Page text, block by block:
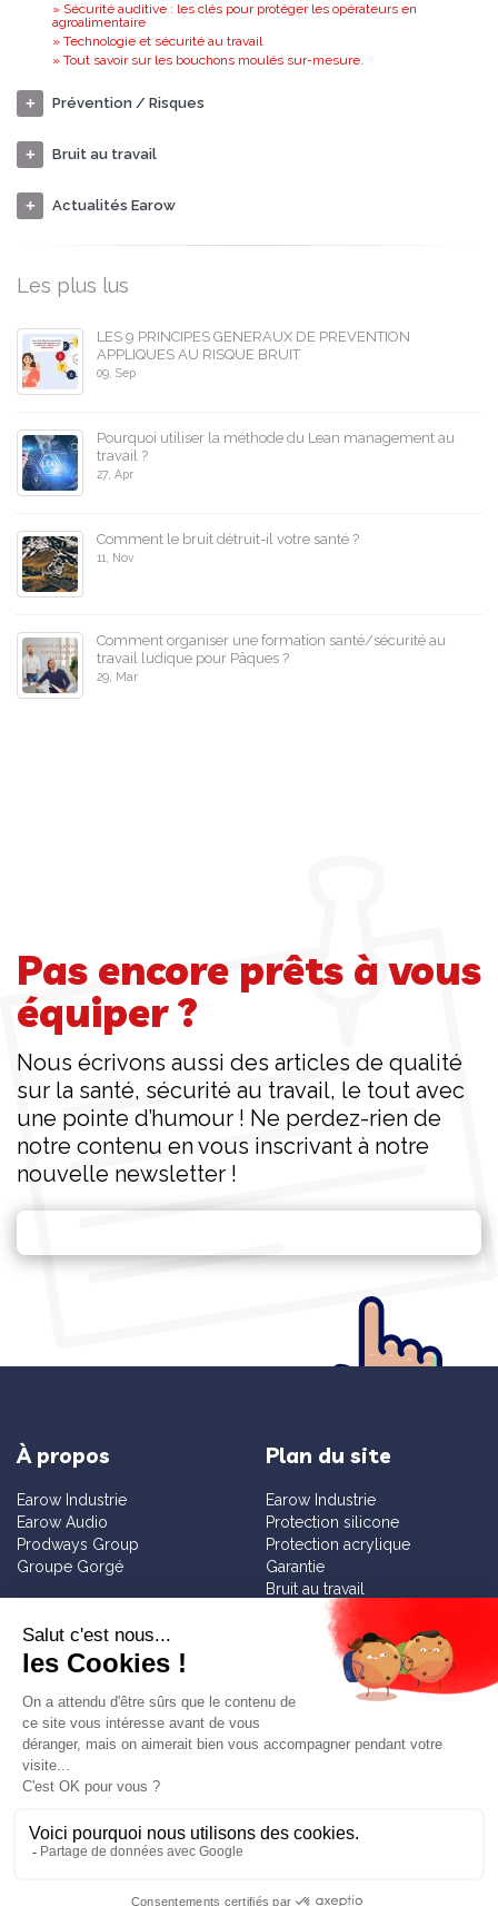
» Sécurité auditive : les clés pour protéger les opérateurs en
agroalimentaire
» Technologie et sécurité au travail
» Tout savoir sur les bouchons moulés sur-mesure.
Prévention / Risques
Bruit au travail
Actualités Earow
Les plus lus
LES 9 PRINCIPES GENERAUX DE PREVENTION
APPLIQUES AU RISQUE BRUIT
09, Sep
Pourquoi utiliser la méthode du Lean management au
travail ?
27, Apr
Comment le bruit détruit-il votre santé ?
11, Nov
Comment organiser une formation santé/sécurité au
travail ludique pour Pâques ?
29, Mar
Pas encore prêts à vous
équiper ?
Nous écrivons aussi des articles de qualité
sur la santé, sécurité au travail, le tout avec
une pointe d’humour ! Ne perdez-rien de
notre contenu en vous inscrivant à notre
nouvelle newsletter !
À propos
Earow Industrie
Earow Audio
Prodways Group
Groupe Gorgé
Plan du site
Earow Industrie
Protection silicone
Protection acrylique
Garantie
Bruit au travail
Sensibilisation
Services
Tester nos solutions
Faire un devis
Demande de fiche technique
Informations
Mentions légales
Newsletter